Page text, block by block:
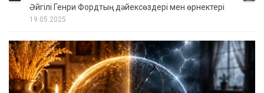
Әйгілі Генри Фордтың дәйексөздері мен өрнектері
19.05.2025